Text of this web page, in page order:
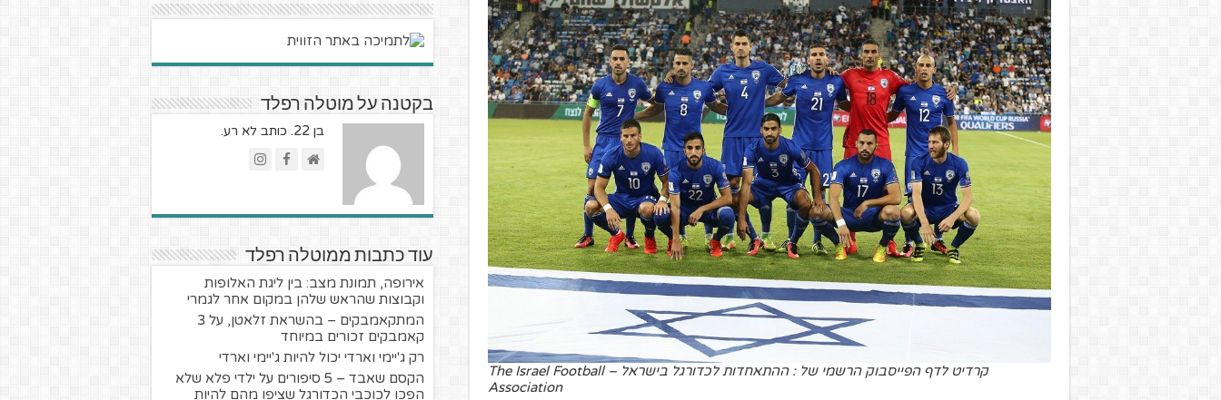
קרדיט לדף הפייסבוק הרשמי של : ההתאחדות לכדורגל בישראל – The Israel Football
Association
בקטנה על מוטלה רפלד
בן 22. כותב לא רע.
עוד כתבות ממוטלה רפלד
אירופה, תמונת מצב: בין ליגת האלופות
וקבוצות שהראש שלהן במקום אחר לגמרי
המתקאמבקים – בהשראת זלאטן, על 3
קאמבקים זכורים במיוחד
רק ג'יימי וארדי יכול להיות ג'יימי וארדי
הקסם שאבד – 5 סיפורים על ילדי פלא שלא
הפכו לכוכבי הכדורגל שציפו מהם להיות